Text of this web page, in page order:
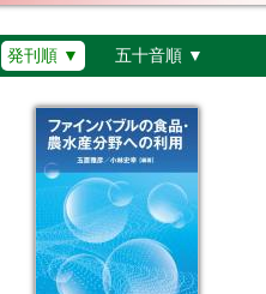
発刊順 ▼ 五十音順 ▼